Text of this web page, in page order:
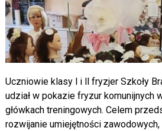
Uczniowie klasy l i ll fryzjer Szkoły
udział w pokazie fryzur komunijnych
główkach treningowych. Celem
rozwijanie umiejętności